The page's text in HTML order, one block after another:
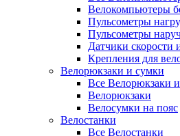
Велокомпьютеры
Пульсометры
Пульсометры
Датчики скорости
Крепления для
Велорюкзаки и сумки
Все Велорюкзаки
Велорюкзаки
Велосумки на пояс
Велостанки
Все Велостанки